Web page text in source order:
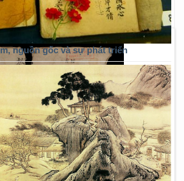
nguồn gốc và sự phát triển